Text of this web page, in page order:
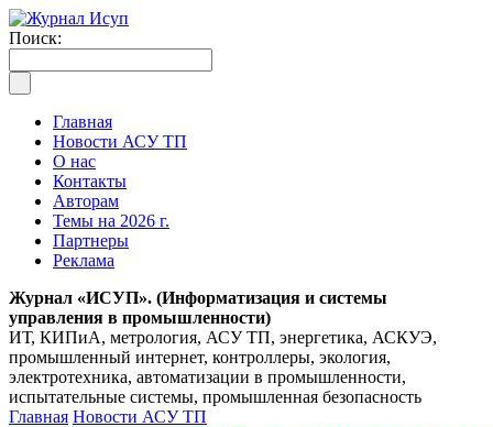
Поиск:
Главная
Новости АСУ ТП
О нас
Контакты
Авторам
Темы на 2026 г.
Партнеры
Реклама
Журнал «ИСУП». (Информатизация и системы
управления в промышленности)
ИТ, КИПиА, метрология, АСУ ТП, энергетика, АСКУЭ,
промышленный интернет, контроллеры, экология,
электротехника, автоматизации в промышленности,
испытательные системы, промышленная безопасность
Главная Новости АСУ ТП